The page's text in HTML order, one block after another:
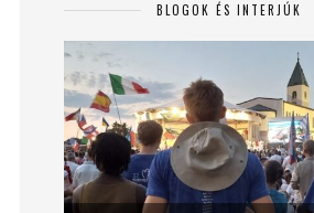
BLOGOK ÉS INTERJÚK